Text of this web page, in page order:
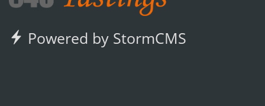
Powered by StormCMS